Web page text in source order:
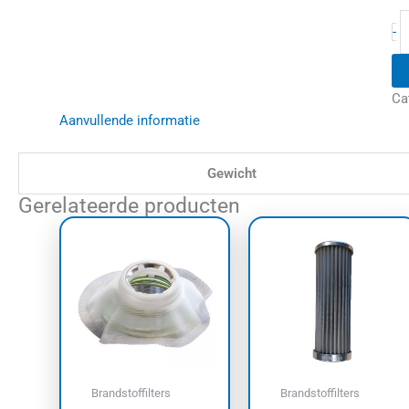
-
Aanvullende informatie
Gewicht
Gerelateerde producten
Brandstoffilters Brandstoffilters